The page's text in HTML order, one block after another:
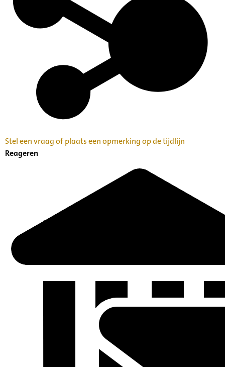
Stel een vraag of plaats een opmerking op de tijdlijn
Reageren